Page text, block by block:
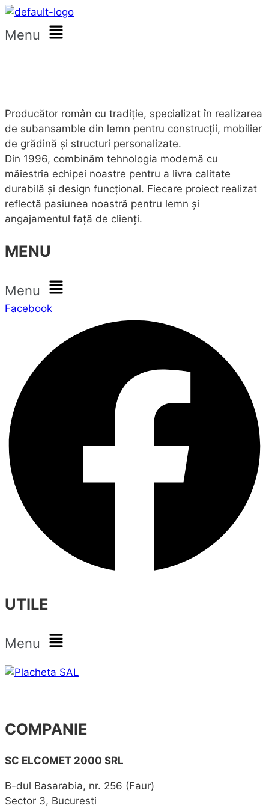
Menu
Producător român cu tradiție, specializat în realizarea
de subansamble din lemn pentru construcții, mobilier
de grădină și structuri personalizate.
Din 1996, combinăm tehnologia modernă cu
măiestria echipei noastre pentru a livra calitate
durabilă și design funcțional. Fiecare proiect realizat
reflectă pasiunea noastră pentru lemn și
angajamentul față de clienți.
MENU
Menu
Facebook
UTILE
Menu
COMPANIE
SC ELCOMET 2000 SRL
B-dul Basarabia, nr. 256 (Faur)
Sector 3, Bucuresti